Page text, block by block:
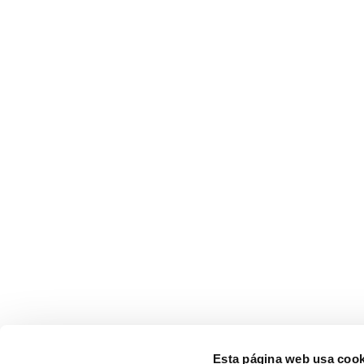
Esta página web usa